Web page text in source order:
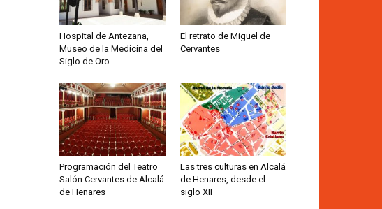
Hospital de Antezana,
Museo de la Medicina del
Siglo de Oro
El retrato de Miguel de
Cervantes
Programación del Teatro
Salón Cervantes de Alcalá
de Henares
Las tres culturas en Alcalá
de Henares, desde el
siglo XII